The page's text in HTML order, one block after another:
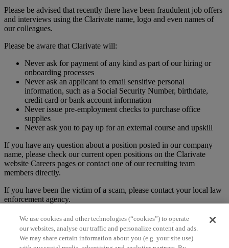
Please be advised that recently there have been fraudulent job offers
and interviews using the Clarivate name, logo and even names of
our colleagues.
Please be aware that Clarivate will:
Never ask for payment of any kind as part of our hiring or
onboarding processes
Never ask an applicant to email sensitive personal
information, such as a Social Security Number, birthdate,
credit card or bank account information
Never issue pre-employment checks to purchase office
supplies
Never ask you to pay up for an external course and upskill
If you have any question about a position posted in our company
name, please check our current open positions on the Clarivate
website Careers pages or contact one of our recruiting team
members directly.
If you have been the victim of a scam, please contact your local law
enforcement agency.
Federal Transparency In Coverage Rule
We use cookies and other technologies (“cookies”) to operate
our websites, analyse our traffic and personalize content and ads.
We may share certain information about you (e.g. your site use)